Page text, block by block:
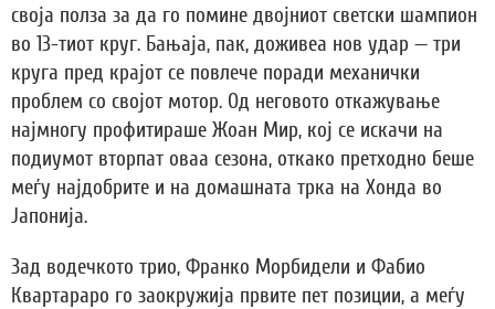
своја полза за да го помине двојниот светски шампион
во 13-тиот круг. Бањаја, пак, доживеа нов удар — три
круга пред крајот се повлече поради механички
проблем со својот мотор. Од неговото откажување
најмногу профитираше Жоан Мир, кој се искачи на
подиумот вторпат оваа сезона, откако претходно беше
меѓу најдобрите и на домашната трка на Хонда во
Јапонија.
Зад водечкото трио, Франко Морбидели и Фабио
Квартараро го заокружија првите пет позиции, а меѓу